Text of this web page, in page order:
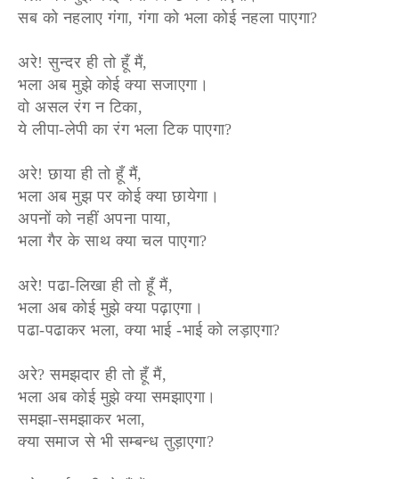
सब को नहलाए गंगा, गंगा को भला कोई नहला पाएगा?
अरे! सुन्दर ही तो हूँ मैं,
भला अब मुझे कोई क्या सजाएगा।
वो असल रंग न टिका,
ये लीपा-लेपी का रंग भला टिक पाएगा?
अरे! छाया ही तो हूँ मैं,
भला अब मुझ पर कोई क्या छायेगा।
अपनों को नहीं अपना पाया,
भला गैर के साथ क्या चल पाएगा?
अरे! पढा-लिखा ही तो हूँ मैं,
भला अब कोई मुझे क्या पढ़ाएगा।
पढा-पढाकर भला, क्या भाई -भाई को लड़ाएगा?
अरे? समझदार ही तो हूँ मैं,
भला अब कोई मुझे क्या समझाएगा।
समझा-समझाकर भला,
क्या समाज से भी सम्बन्ध तुड़ाएगा?